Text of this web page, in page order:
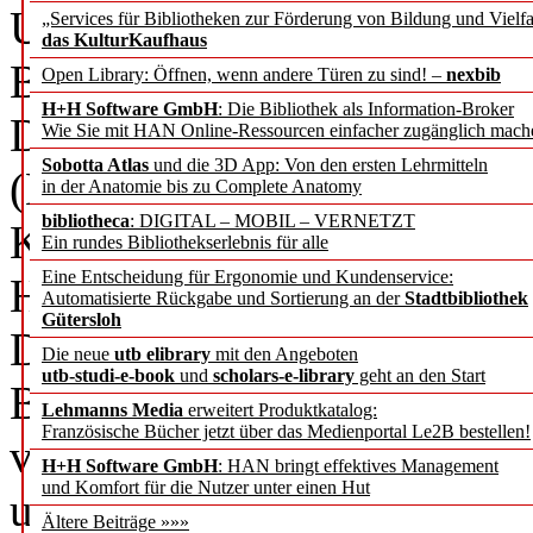
„Services für Bibliotheken zur Förderung von Bildung und
das KulturKaufhaus
Open Library: Öffnen, wenn andere Türen zu sind! – nexbib
H+H Software GmbH: Die Bibliothek als Information-Broker
Wie Sie mit HAN Online-Ressourcen einfacher zugänglich
Sobotta Atlas und die 3D App: Von den ersten Lehrmitteln
in der Anatomie bis zu Complete Anatomy
bibliotheca: DIGITAL – MOBIL – VERNETZT
Ein rundes Bibliothekserlebnis für alle
Eine Entscheidung für Ergonomie und Kundenservice:
Automatisierte Rückgabe und Sortierung an derStadtbibliothek
Gütersloh
Die neue utb elibrary mit den Angeboten
utb-studi-e-book und scholars-e-library geht an den Start
Lehmanns Media erweitert Produktkatalog:
Französische Bücher jetzt über das Medienportal Le2B bestellen!
H+H Software GmbH: HAN bringt effektives Management
und Komfort für die Nutzer unter einen Hut
Ältere Beiträge »»»
Unter dem Titel
Bibliotheks- &
Dezember 2014 an der
(HdM) ein Fachsymposium
Kick-off, mit dem die HdM
Hochschulcampus in
Die im Neubau
Bindeglied zwischen den
vor allem ein
und Wissensräume der